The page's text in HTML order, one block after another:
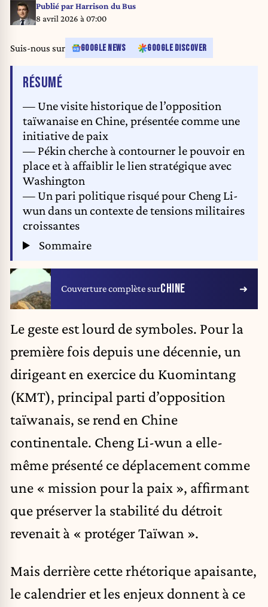
Publié parHarrison du Bus
8 avril 2026 à 07:00
Suis-nous sur GOOGLE NEWS GOOGLE DISCOVER
RÉSUMÉDE L'ARTICLE
— Une visite historique de l’opposition
taïwanaise en Chine, présentée comme une
initiative de paix
— Pékin cherche à contourner le pouvoir en
place et à affaiblir le lien stratégique avec
Washington
— Un pari politique risqué pour Cheng Li-
wun dans un contexte de tensions militaires
croissantes
Sommaire
Couverture complète surCHINE
Le geste est lourd de symboles. Pour la
première fois depuis une décennie, un
dirigeant en exercice du Kuomintang
(KMT), principal parti d’opposition
taïwanais, se rend en Chine
continentale. Cheng Li-wun a elle-
même présenté ce déplacement comme
une « mission pour la paix », affirmant
que préserver la stabilité du détroit
revenait à « protéger Taïwan ».
Mais derrière cette rhétorique apaisante,
le calendrier et les enjeux donnent à ce